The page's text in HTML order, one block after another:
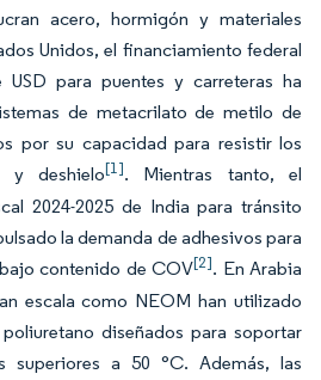
acero, hormigón y materiales
Unidos, el financiamiento federal
para puentes y carreteras ha
de metacrilato de metilo de
por su capacidad para resistir los
y deshielo[1]. Mientras tanto, el
2024-2025 de India para tránsito
la demanda de adhesivos para
contenido de COV[2]. En Arabia
escala como NEOM han utilizado
diseñados para soportar
superiores a 50 °C. Además, las